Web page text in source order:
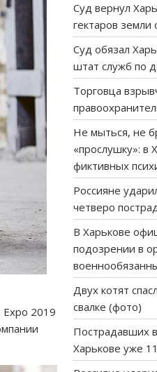
Expo 2019
Суд вернул
гектаров земли
Суд обязал
штат служб по
Торговца
Не мыться, не
«прослушку»: в
фиктивных
Россияне
четверо
В Харькове
подозрении в
Двух котят
свалке (фото)
Пострадавших
Харькове уже 11